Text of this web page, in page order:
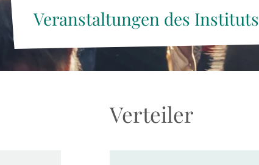
Veranstaltungen des Instituts
Verteiler